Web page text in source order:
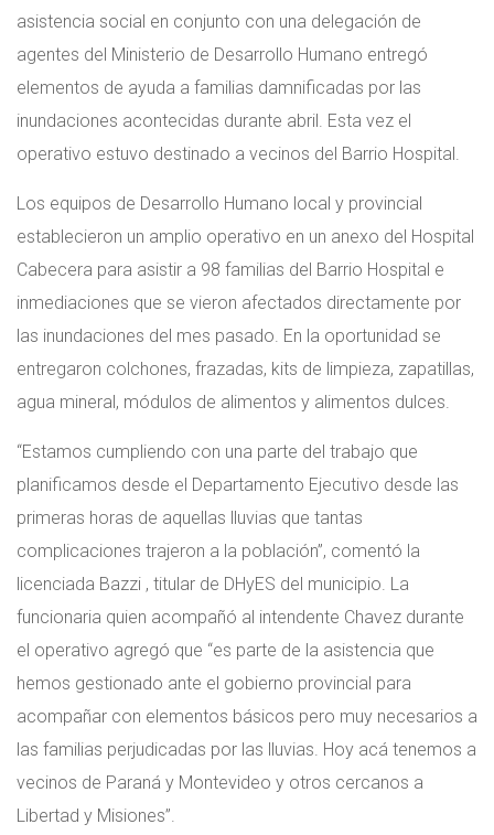
asistencia social en conjunto con una delegación de
agentes del Ministerio de Desarrollo Humano entregó
elementos de ayuda a familias damnificadas por las
inundaciones acontecidas durante abril. Esta vez el
operativo estuvo destinado a vecinos del Barrio Hospital.
Los equipos de Desarrollo Humano local y provincial
establecieron un amplio operativo en un anexo del Hospital
Cabecera para asistir a 98 familias del Barrio Hospital e
inmediaciones que se vieron afectados directamente por
las inundaciones del mes pasado. En la oportunidad se
entregaron colchones, frazadas, kits de limpieza, zapatillas,
agua mineral, módulos de alimentos y alimentos dulces.
“Estamos cumpliendo con una parte del trabajo que
planificamos desde el Departamento Ejecutivo desde las
primeras horas de aquellas lluvias que tantas
complicaciones trajeron a la población”, comentó la
licenciada Bazzi , titular de DHyES del municipio. La
funcionaria quien acompañó al intendente Chavez durante
el operativo agregó que “es parte de la asistencia que
hemos gestionado ante el gobierno provincial para
acompañar con elementos básicos pero muy necesarios a
las familias perjudicadas por las lluvias. Hoy acá tenemos a
vecinos de Paraná y Montevideo y otros cercanos a
Libertad y Misiones”.